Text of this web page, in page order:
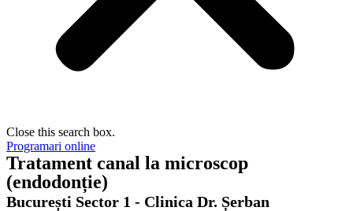
Close this search box.
Programari online
Tratament canal la microscop
(endodonție)
București Sector 1 - Clinica Dr. Șerban